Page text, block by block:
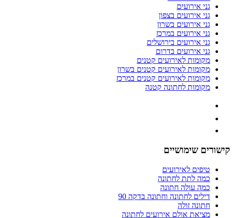
גני אירועים
גני אירועים בצפון
גני אירועים בשרון
גני אירועים במרכז
גני אירועים בירושלים
גני אירועים בדרום
מקומות לאירועים קטנים
מקומות לאירועים קטנים בשרון
מקומות לאירועים קטנים במרכז
מקומות לחתונה קטנה
קישורים שימושיים
טיפים לאירועים
כמה לתת לחתונה
כמה עולה חתונה
דילים לחתונה וחתונה בדקה 90
חתונה זולה
מציאת אולם אירועים לחתונה